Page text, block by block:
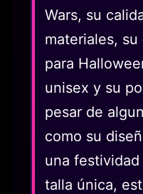
Wars, su
materiales,
para
unisex y su
pesar de
como su
una
talla única,